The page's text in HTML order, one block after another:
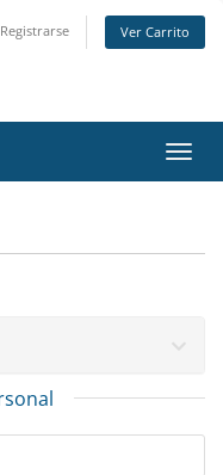
Registrarse Ver Carrito